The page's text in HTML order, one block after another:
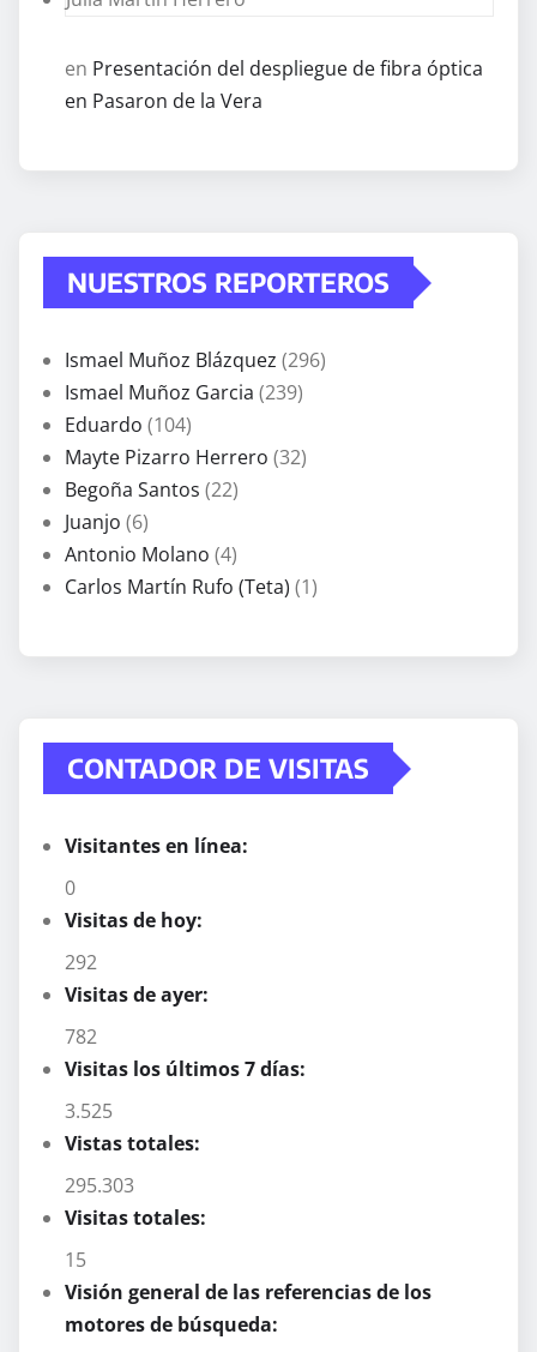
en Presentación del despliegue de fibra óptica
en Pasaron de la Vera
NUESTROS REPORTEROS
Ismael Muñoz Blázquez (296)
Ismael Muñoz Garcia (239)
Eduardo (104)
Mayte Pizarro Herrero (32)
Begoña Santos (22)
Juanjo (6)
Antonio Molano (4)
Carlos Martín Rufo (Teta) (1)
CONTADOR DE VISITAS
Visitantes en línea:
0
Visitas de hoy:
292
Visitas de ayer:
782
Visitas los últimos 7 días:
3.525
Vistas totales:
295.303
Visitas totales:
15
Visión general de las referencias de los
motores de búsqueda: